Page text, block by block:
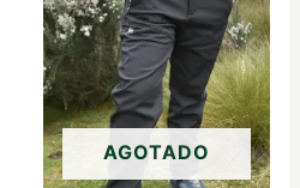
AGOTADO
producto
tiene
múltiples
variantes.
Las
opciones